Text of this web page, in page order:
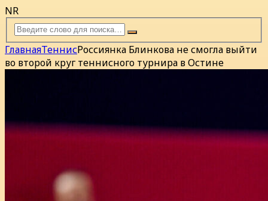
NR
ГлавнаяТеннисРоссиянка Блинкова не смогла выйти
во второй круг теннисного турнира в Остине